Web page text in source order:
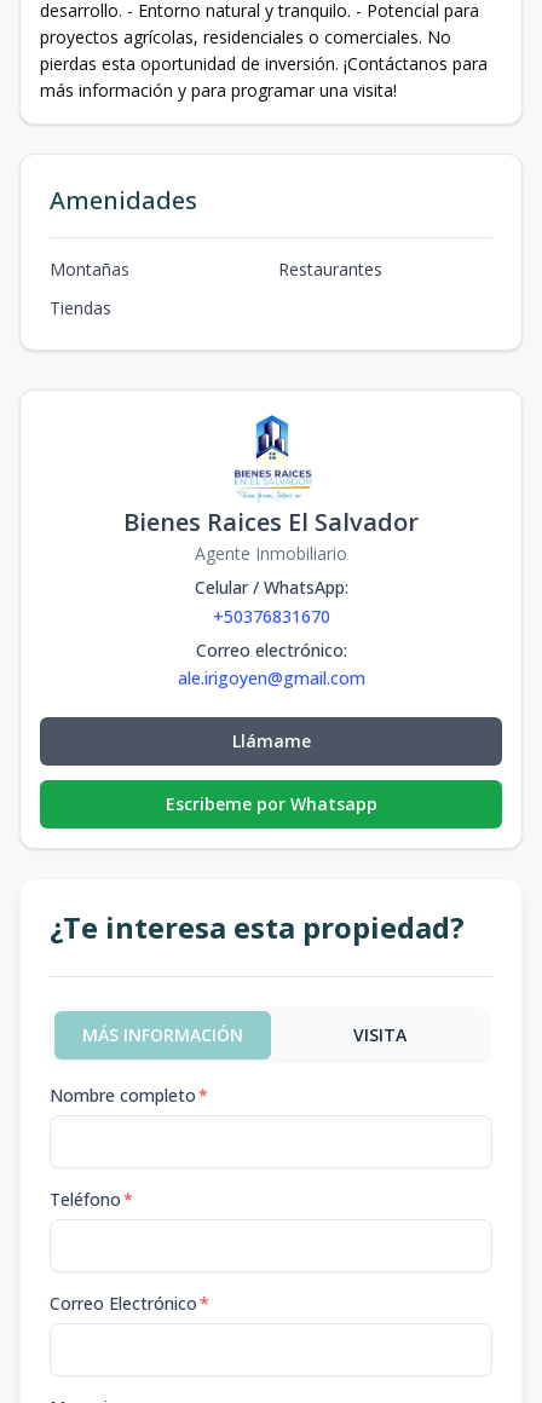
desarrollo. - Entorno natural y tranquilo. - Potencial para
proyectos agrícolas, residenciales o comerciales. No
pierdas esta oportunidad de inversión. ¡Contáctanos para
más información y para programar una visita!
Amenidades
Montañas
Restaurantes
Tiendas
Bienes Raices El Salvador
Agente Inmobiliario
Celular / WhatsApp:
+50376831670
Correo electrónico:
ale.irigoyen@gmail.com
Llámame
Escribeme por Whatsapp
¿Te interesa esta propiedad?
MÁS INFORMACIÓN VISITA
Nombre completo*
Teléfono*
Correo Electrónico*